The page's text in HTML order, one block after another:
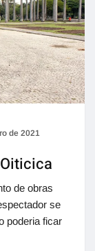
de 2021
de obras
se
poderia ficar